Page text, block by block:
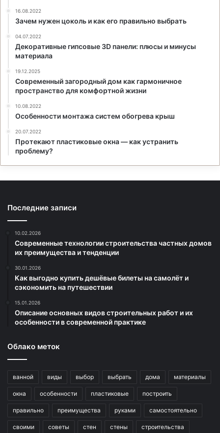
16.08.2022
Зачем нужен цоколь и как его правильно выбрать
04.07.2022
Декоративные гипсовые 3D панели: плюсы и минусы
материала
19.12.2025
Современный загородный дом как гармоничное
пространство для комфортной жизни
10.08.2022
Особенности монтажа систем обогрева крыш
20.07.2022
Протекают пластиковые окна — как устранить
проблему?
Последние записи
10.02.2026
Современные технологии строительства частных домов
их преимущества и тенденции
30.01.2026
Как выгодно купить дешёвые билеты на самолёт и
сэкономить на путешествии
15.01.2026
Описание основных видов строительных работ и их
особенности в современной практике
Облако меток
ванной виды выбор выбрать дома материалы
окна особенности пластиковые построить
правильно преимущества руками самостоятельно
своими советы стен стены строительства